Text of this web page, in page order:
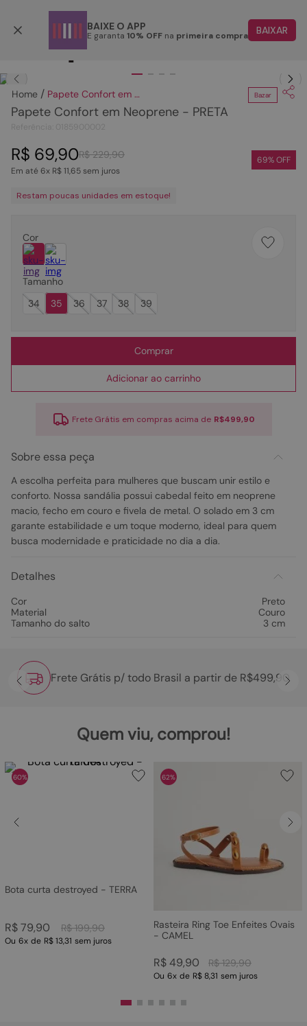
BAIXE O APP
E garanta 10% OFF na primeira compra BAIXAR
Papete Confort em Neoprene - PRETA Bazar
Papete Confort em Neoprene - PRETA
R$ 229,90
R$ 69,90
Em até6x R$11,65sem juros
69% OFF
Restam poucas unidades em estoque!
Cor
Tamanho
34
35 36 37 38 39
Comprar
Adicionar ao carrinho
Frete Grátis em compras acima de R$499,90
Sobre essa peça
A escolha perfeita para mulheres que buscam unir estilo e
conforto. Nossa sandália possui cabedal feito em neoprene
macio, fecho em couro e fivela de metal. O solado em 3 cm
garante estabilidade e um toque moderno, ideal para quem
busca modernidade e praticidade no dia a dia.
Detalhes
Cor
Preto
Material
Couro
Tamanho do salto
3 cm
Frete Grátis p/ todo Brasil a partir de R$499,90
Quem viu, comprou!
60%
Bota curta destroyed - TERRA
R$ 199,90
R$79,90
Ou 6x de R$ 13,31 sem juros
62%
Rasteira Ring Toe Enfeites Ovais
- CAMEL
R$ 129,90
R$49,90
Ou 6x de R$ 8,31 sem juros
1º
2º
rasteira
4º
bota
5º
sandalia
6º
tamanco
sapatilha
couro
10º scarpin